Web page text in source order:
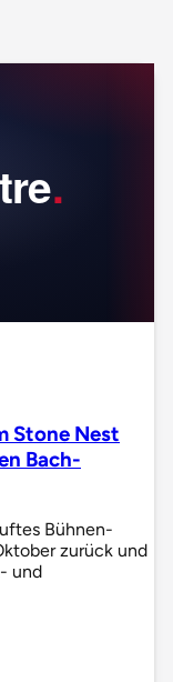
Stone Nest
Bach-
Bühnen-
zurück und
und